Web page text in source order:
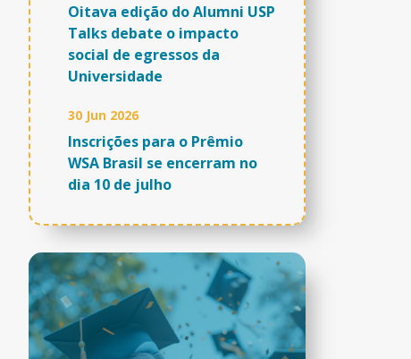
Oitava edição do Alumni USP
Talks debate o impacto
social de egressos da
Universidade
30 Jun 2026
Inscrições para o Prêmio
WSA Brasil se encerram no
dia 10 de julho